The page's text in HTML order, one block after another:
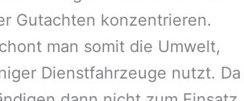
Gutachten konzentrieren.
man somit die Umwelt,
Dienstfahrzeuge nutzt. Da